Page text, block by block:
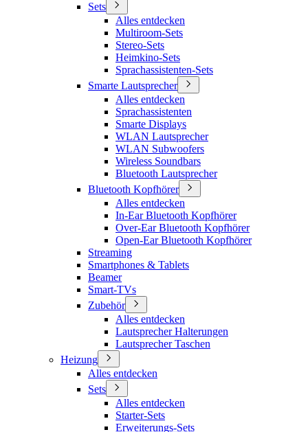
Sets
Alles entdecken
Multiroom-Sets
Stereo-Sets
Heimkino-Sets
Sprachassistenten-Sets
Smarte Lautsprecher
Alles entdecken
Sprachassistenten
Smarte Displays
WLAN Lautsprecher
WLAN Subwoofers
Wireless Soundbars
Bluetooth Lautsprecher
Bluetooth Kopfhörer
Alles entdecken
In-Ear Bluetooth Kopfhörer
Over-Ear Bluetooth Kopfhörer
Open-Ear Bluetooth Kopfhörer
Streaming
Smartphones & Tablets
Beamer
Smart-TVs
Zubehör
Alles entdecken
Lautsprecher Halterungen
Lautsprecher Taschen
Heizung
Alles entdecken
Sets
Alles entdecken
Starter-Sets
Erweiterungs-Sets